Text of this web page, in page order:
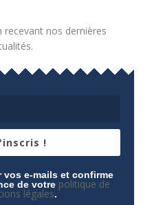
recevant nos dernières
!
vos e-mails et confirme
de votre politique de
légales.